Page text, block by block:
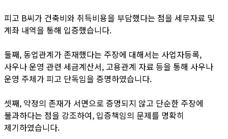
피고 B씨가 건축비와 취득비용을 부담했다는 점을 세무자료 및
계좌 내역을 통해 입증했습니다.
둘째, 동업관계가 존재했다는 주장에 대해서는 사업자등록,
사우나 운영 관련 세금계산서, 고용관계 자료 등을 통해 사우나
운영 주체가 피고 단독임을 증명하였습니다.
셋째, 약정의 존재가 서면으로 증명되지 않고 단순한 주장에
불과하다는 점을 강조하여, 입증책임의 문제를 명확히
제기하였습니다.